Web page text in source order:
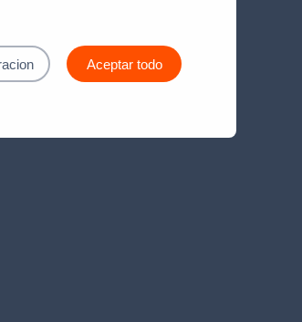
Aceptar todo